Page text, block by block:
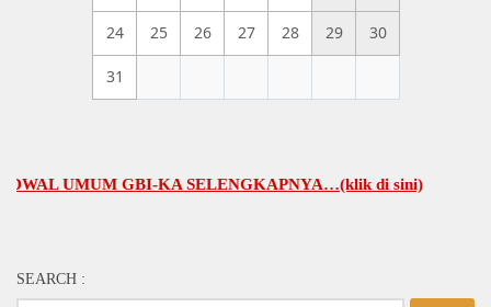
24 25 26 27 28 29 30
31
UMUM GBI-KA SELENGKAPNYA…(klik di sini)
SEARCH :